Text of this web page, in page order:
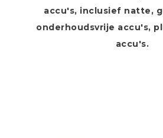
accu's, inclusief natte,
onderhoudsvrije accu's,
accu's.